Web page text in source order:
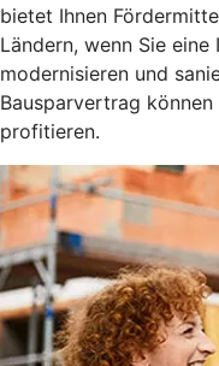
bietet Ihnen
Ländern, wenn Sie
modernisieren und
Bausparvertrag
profitieren.